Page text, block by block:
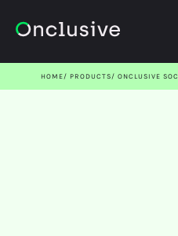
HOME PRODUCTS ONCLUSIVE